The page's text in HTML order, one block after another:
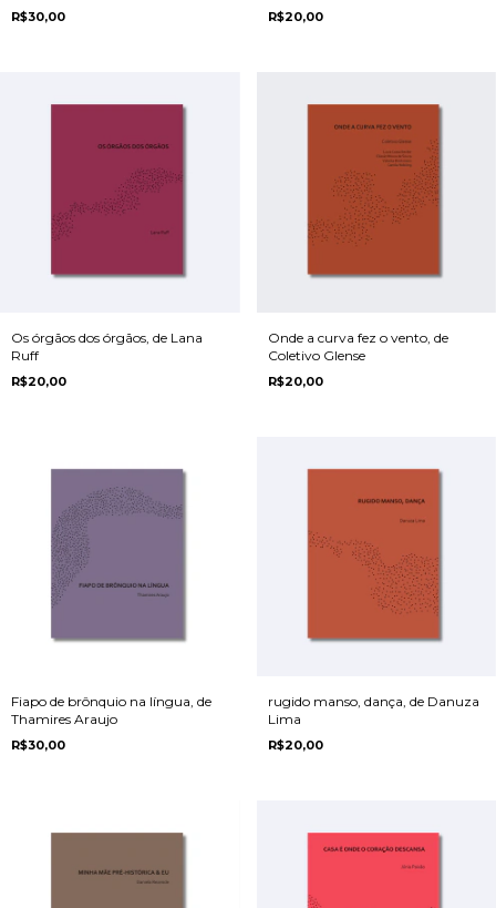
R$30,00 R$20,00
Os órgãos dos órgãos, de Lana
Ruff
R$20,00
Onde a curva fez o vento, de
Coletivo Glense
R$20,00
Fiapo de brônquio na língua, de
Thamires Araujo
R$30,00
rugido manso, dança, de Danuza
Lima
R$20,00